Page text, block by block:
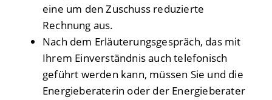
eine um den Zuschuss reduzierte
Rechnung aus.
Nach dem Erläuterungsgespräch, das mit
Ihrem Einverständnis auch telefonisch
geführt werden kann, müssen Sie und die
Energieberaterin oder der Energieberater